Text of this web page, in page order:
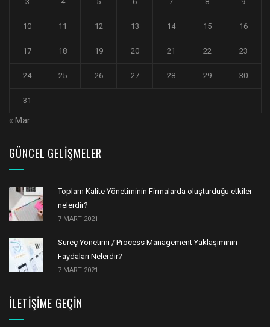
10 11 12 13 14 15 16
17 18 19 20 21 22 23
24 25 26 27 28 29 30
31
« Mar
GÜNCEL GELIŞMELER
Toplam Kalite Yönetiminin Firmalarda oluşturduğu etkiler
nelerdir?
7 MART 2021
Süreç Yönetimi / Process Management Yaklaşımının
Faydaları Nelerdir?
7 MART 2021
İLETIŞIME GEÇIN